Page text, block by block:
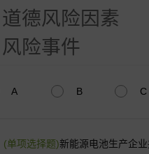
道德风险因素
风险事件
A B C
(单项选择题)新能源电池生产企